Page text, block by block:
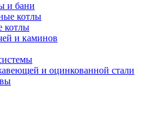
и бани
котлы
котлы
и каминов
и оцинкованной стали